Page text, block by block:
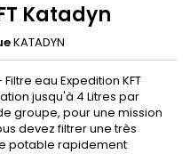
Katadyn
KATADYN
Filtre eau Expedition KFT
jusqu'à 4 Litres par
groupe, pour une mission
devez filtrer une très
potable rapidement